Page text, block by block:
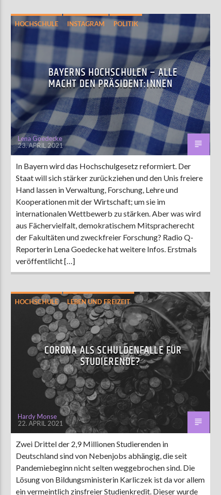
HOCHSCHULE INSTAGRAM POLITIK
BAYERNS HOCHSCHULEN – ALLE
MACHT DEN PRÄSIDENT:INNEN
Lena Goedecke
23. APRIL 2021
In Bayern wird das Hochschulgesetz reformiert. Der
Staat will sich stärker zurückziehen und den Unis freiere
Hand lassen in Verwaltung, Forschung, Lehre und
Kooperationen mit der Wirtschaft; um sie im
internationalen Wettbewerb zu stärken. Aber was wird
aus Fächervielfalt, demokratischem Mitspracherecht
der Fakultäten und zweckfreier Forschung? Radio Q-
Reporterin Lena Goedecke hat weitere Infos. Erstmals
veröffentlicht […]
HOCHSCHULE LEBEN UND FREIZEIT
CORONA ALS SCHULDENFALLE FÜR
STUDIERENDE?
Hardy Monse
22. APRIL 2021
Zwei Drittel der 2,9 Millionen Studierenden in
Deutschland sind von Nebenjobs abhängig, die seit
Pandemiebeginn nicht selten weggebrochen sind. Die
Lösung von Bildungsministerin Karliczek ist da vor allem
ein vermeintlich zinsfreier Studienkredit. Dieser wurde